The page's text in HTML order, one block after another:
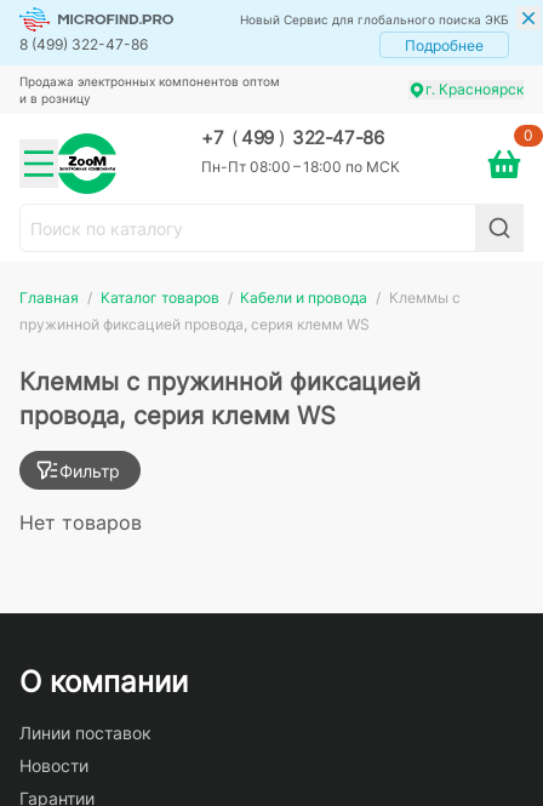
Новый Сервис для глобального поиска ЭКБ
8 (499) 322-47-86 Подробнее
Продажа электронных компонентов оптом
и в розницу
г. Красноярск
+7 (499 ) 322-47-86
Пн-Пт 08:00 – 18:00 по МСК
0
Главная Каталог товаров Кабели и провода
Клеммы с
пружинной фиксацией провода, серия клемм WS
Клеммы с пружинной фиксацией
провода, серия клемм WS
Фильтр
Нет товаров
О компании
Линии поставок
Новости
Гарантии